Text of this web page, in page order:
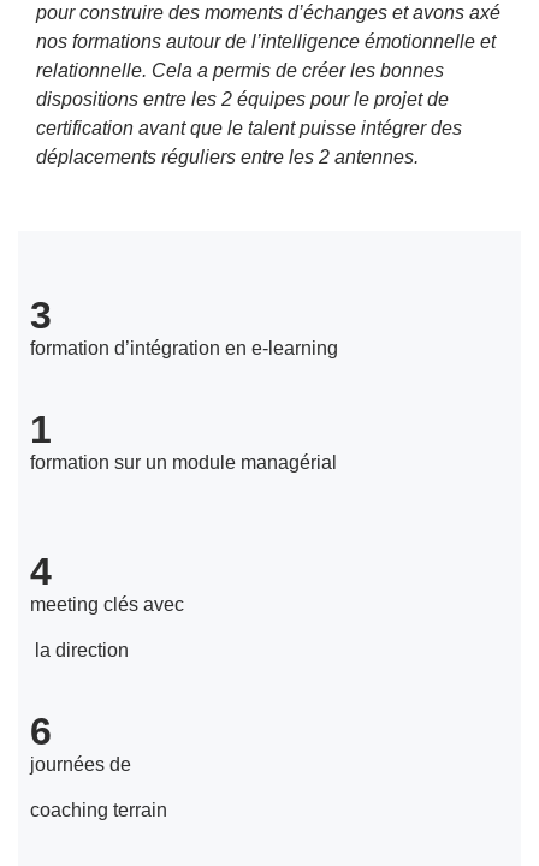
pour construire des moments d’échanges et avons axé
nos formations autour de l’intelligence émotionnelle et
relationnelle. Cela a permis de créer les bonnes
dispositions entre les 2 équipes pour le projet de
certification avant que le talent puisse intégrer des
déplacements réguliers entre les 2 antennes.
3
formation d’intégration en e-learning
1
formation sur un module managérial
4
meeting clés avec
la direction
6
journées de
coaching terrain